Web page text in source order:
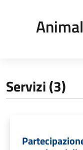
Servizi (3)